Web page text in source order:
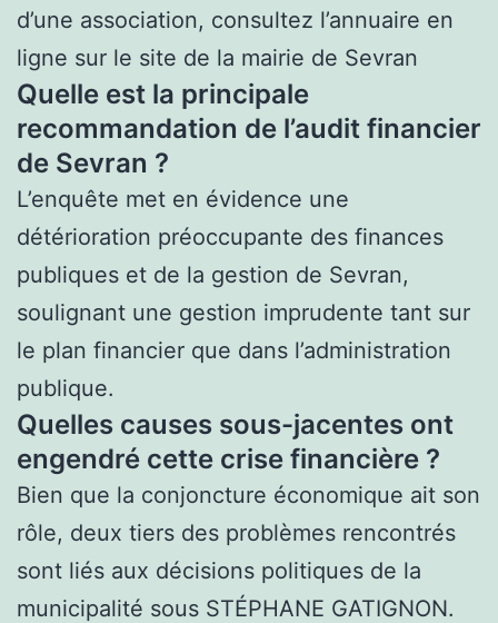
d’une association, consultez l’annuaire en
ligne sur le site de la mairie de Sevran
Quelle est la principale
recommandation de l’audit financier
de Sevran ?
L’enquête met en évidence une
détérioration préoccupante des finances
publiques et de la gestion de Sevran,
soulignant une gestion imprudente tant sur
le plan financier que dans l’administration
publique.
Quelles causes sous-jacentes ont
engendré cette crise financière ?
Bien que la conjoncture économique ait son
rôle, deux tiers des problèmes rencontrés
sont liés aux décisions politiques de la
municipalité sous STÉPHANE GATIGNON.